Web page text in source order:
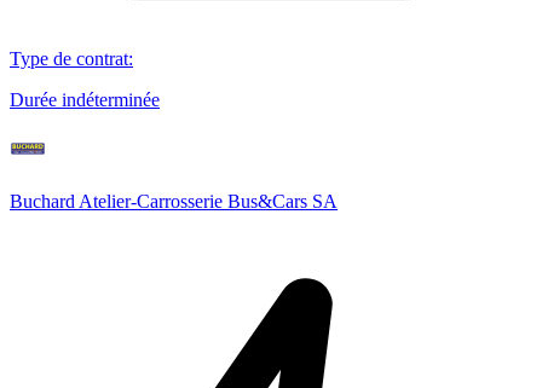
Type de contrat:
Durée indéterminée
Buchard Atelier-Carrosserie Bus&Cars SA